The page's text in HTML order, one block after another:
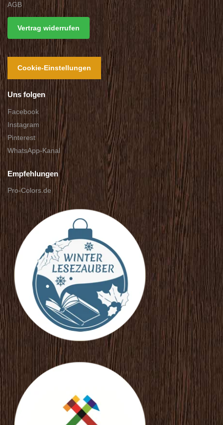
AGB
Vertrag widerrufen
Cookie-Einstellungen
Uns folgen
Facebook
Instagram
Pinterest
WhatsApp-Kanal
Empfehlungen
Pro-Colors.de